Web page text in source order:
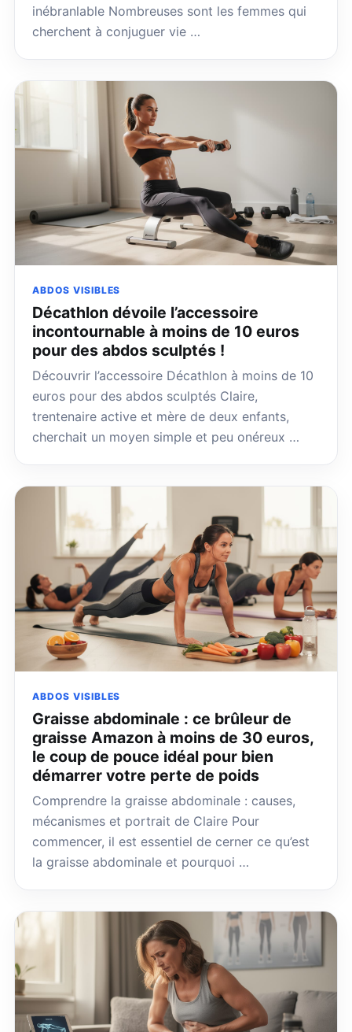
inébranlable Nombreuses sont les femmes qui
cherchent à conjuguer vie …
ABDOS VISIBLES
Décathlon dévoile l’accessoire
incontournable à moins de 10 euros
pour des abdos sculptés !
Découvrir l’accessoire Décathlon à moins de 10
euros pour des abdos sculptés Claire,
trentenaire active et mère de deux enfants,
cherchait un moyen simple et peu onéreux …
ABDOS VISIBLES
Graisse abdominale : ce brûleur de
graisse Amazon à moins de 30 euros,
le coup de pouce idéal pour bien
démarrer votre perte de poids
Comprendre la graisse abdominale : causes,
mécanismes et portrait de Claire Pour
commencer, il est essentiel de cerner ce qu’est
la graisse abdominale et pourquoi …